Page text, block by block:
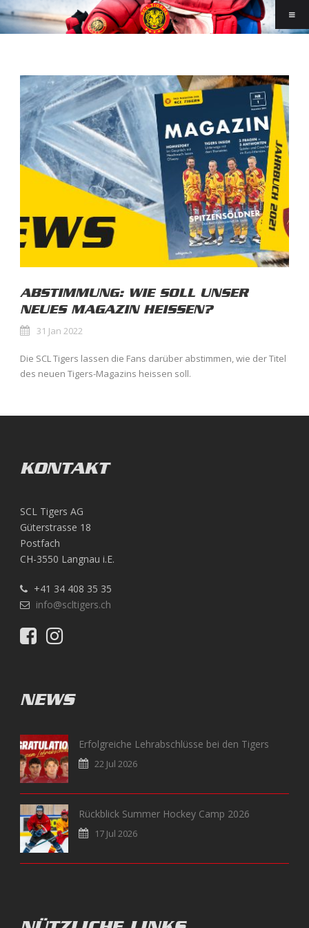
ABSTIMMUNG: WIE SOLL UNSER
NEUES MAGAZIN HEISSEN?
31 Jan 2022
Die SCL Tigers lassen die Fans darüber abstimmen, wie der Titel
des neuen Tigers-Magazins heissen soll.
KONTAKT
SCL Tigers AG
Güterstrasse 18
Postfach
CH-3550 Langnau i.E.
+41 34 408 35 35
info@scltigers.ch
NEWS
Erfolgreiche Lehrabschlüsse bei den Tigers
22 Jul 2026
Rückblick Summer Hockey Camp 2026
17 Jul 2026